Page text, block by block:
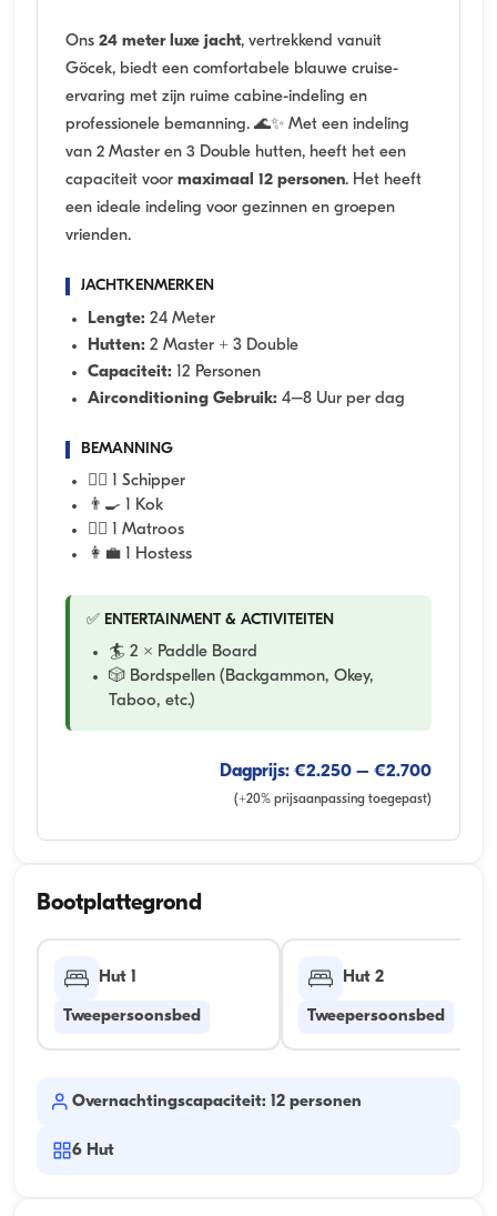
Ons 24 meter luxe jacht, vertrekkend vanuit
Göcek, biedt een comfortabele blauwe cruise-
ervaring met zijn ruime cabine-indeling en
professionele bemanning. 🌊✨ Met een indeling
van 2 Master en 3 Double hutten, heeft het een
capaciteit voor maximaal 12 personen. Het heeft
een ideale indeling voor gezinnen en groepen
vrienden.
JACHTKENMERKEN
Lengte: 24 Meter
Hutten: 2 Master + 3 Double
Capaciteit: 12 Personen
Airconditioning Gebruik: 4–8 Uur per dag
BEMANNING
👨‍✈️ 1 Schipper
👨‍🍳 1 Kok
🧑‍✈️ 1 Matroos
👩‍💼 1 Hostess
✅ ENTERTAINMENT & ACTIVITEITEN
🏄 2 x Paddle Board
🎲 Bordspellen (Backgammon, Okey,
Taboo, etc.)
Dagprijs: €2.250 – €2.700
(+20% prijsaanpassing toegepast)
Bootplattegrond
Hut 1
Tweepersoonsbed
Hut 2
Tweepersoonsbed
Overnachtingscapaciteit: 12 personen
6 Hut